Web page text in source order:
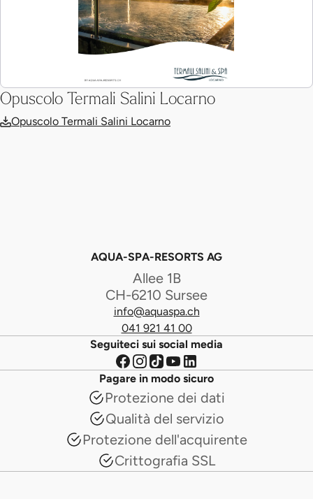
Opuscolo Termali Salini Locarno
Opuscolo Termali Salini Locarno
AQUA-SPA-RESORTS AG
Allee 1B
CH-6210 Sursee
info@aquaspa.ch
041 921 41 00
Seguiteci sui social media
Pagare in modo sicuro
Protezione dei dati
Qualità del servizio
Protezione dell'acquirente
Crittografia SSL